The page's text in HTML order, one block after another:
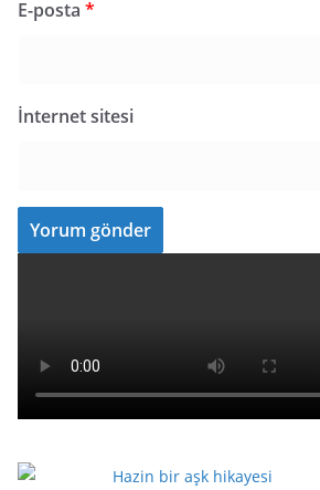
E-posta *
İnternet sitesi